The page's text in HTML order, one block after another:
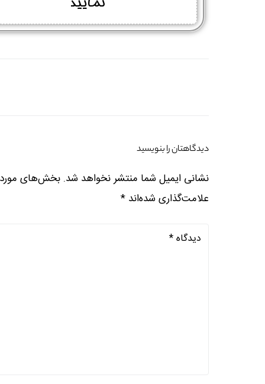
نمایید
دیدگاهتان را بنویسید
نشانی ایمیل شما منتشر نخواهد شد. بخش‌های
علامت‌گذاری شده‌اند *